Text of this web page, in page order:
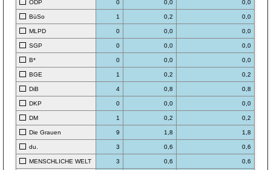
ÖDP 0 0,0 0,0
BüSo 1 0,2 0,0
MLPD 0 0,0 0,0
SGP 0 0,0 0,0
B* 0 0,0 0,0
BGE 1 0,2 0,2
DiB 4 0,8 0,8
DKP 0 0,0 0,0
DM 1 0,2 0,2
Die Grauen 9 1,8 1,8
du. 3 0,6 0,6
MENSCHLICHE WELT 3 0,6 0,6